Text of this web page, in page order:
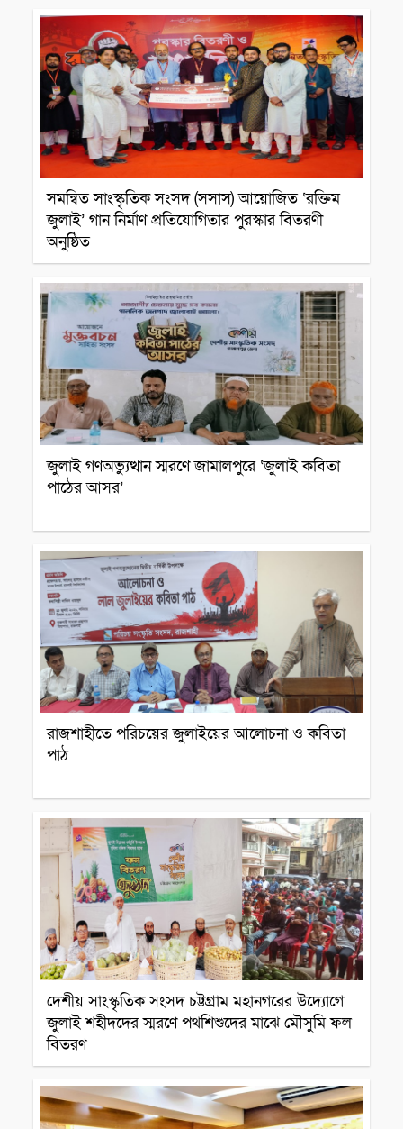
সমন্বিত সাংস্কৃতিক সংসদ (সসাস) আয়োজিত ‘রক্তিম
জুলাই’ গান নির্মাণ প্রতিযোগিতার পুরস্কার বিতরণী
অনুষ্ঠিত
সাংস্কৃতিক প্রতিষ্ঠান
জুলাই গণঅভ্যুত্থান স্মরণে জামালপুরে ‘জুলাই কবিতা
পাঠের আসর’
সাংস্কৃতিক প্রতিষ্ঠান
রাজশাহীতে পরিচয়ের জুলাইয়ের আলোচনা ও কবিতা
পাঠ
সাংস্কৃতিক প্রতিষ্ঠান
দেশীয় সাংস্কৃতিক সংসদ চট্টগ্রাম মহানগরের উদ্যোগে
জুলাই শহীদদের স্মরণে পথশিশুদের মাঝে মৌসুমি ফল
বিতরণ
সাংস্কৃতিক প্রতিষ্ঠান